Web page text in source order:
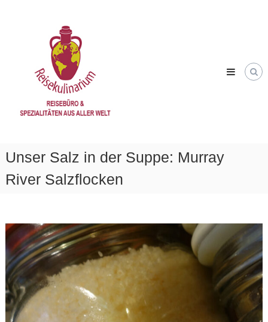
Unser Salz in der Suppe: Murray
River Salzflocken